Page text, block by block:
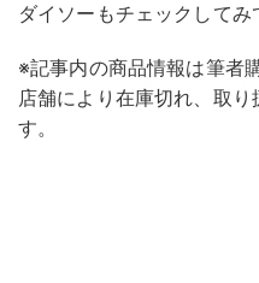
ダイソーもチェックして
※記事内の商品情報は筆者
店舗により在庫切れ、取
す。